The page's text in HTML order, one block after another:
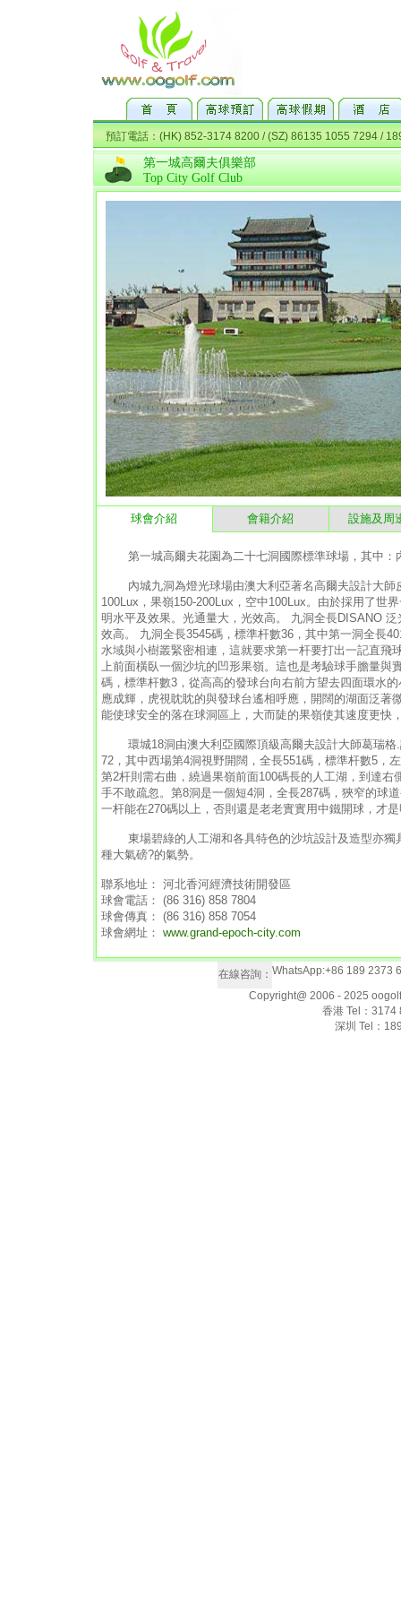
第一城高爾夫俱樂部
Top City Golf Club
球會介紹 會籍介紹 設施及周
第一城高爾夫花園為二十七洞國際標準球場，其中：
內城九洞為燈光球場由澳大利亞著名高爾夫設計大師
100Lux，果嶺150-200Lux，空中100Lux。由於採用了世
明水平及效果。光通量大，光效高。 九洞全長DISANO
效高。 九洞全長3545碼，標準杆數36，其中第一洞全長
水域與小樹叢緊密相連，這就要求第一杆要打出一記直飛
上前面橫臥一個沙坑的凹形果嶺。這也是考驗球手膽量與
碼，標準杆數3，從高高的發球台向右前方望去四面環水
應成輝，虎視眈眈的與發球台遙相呼應，開闊的湖面泛
能使球安全的落在球洞區上，大而陡的果嶺使其速度更快
環城18洞由澳大利亞國際頂級高爾夫設計大師葛瑞格.
72，其中西場第4洞視野開闊，全長551碼，標準杆數5，
第2杆則需右曲，繞過果嶺前面100碼長的人工湖，到達
手不敢疏忽。第8洞是一個短4洞，全長287碼，狹窄的球
一杆能在270碼以上，否則還是老老實實用中鐵開球，才
東場碧綠的人工湖和各具特色的沙坑設計及造型亦獨
種大氣磅?的氣勢。
聯系地址： 河北香河經濟技術開發區
球會電話： (86 316) 858 7804
球會傳真： (86 316) 858 7054
球會網址： www.grand-epoch-city.com